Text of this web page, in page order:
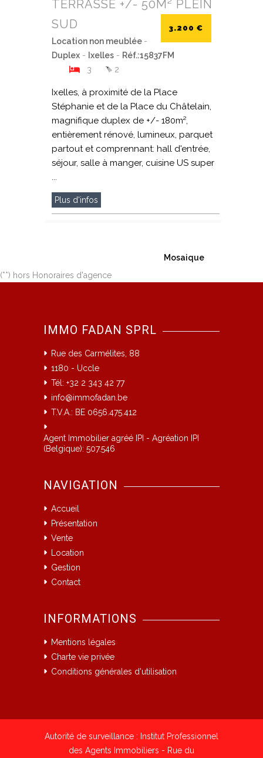
TERRASSE +/- 50M² PLEIN
SUD
3.200 €
Location non meublée -
Duplex - Ixelles - Réf.:15837FM
3
2
Ixelles, à proximité de la Place
Stéphanie et de la Place du Châtelain,
magnifique duplex de +/- 180m²,
entièrement rénové, lumineux, parquet
partout et comprennant: hall d'entrée,
séjour, salle à manger, cuisine US super
...
Plus d'infos
Mosaique
(**) hors Honoraires d'agence
IMMO FADAN SPRL
Rue des Carmélites, 88
1180 - Uccle
Tél: +32 2 343 42 77
info@immofadan.be
T.V.A.: BE 0656.475.412
Agent Immobilier agréé IPI - Agréation IPI
(Belgique): 507.546
NAVIGATION
Accueil
Présentation
Vente
Location
Gestion
Contact
INFORMATIONS
Mentions légales
Charte vie privée
Conditions générales d'utilisation
Autorité de surveillance : Institut Professionnel
des Agents Immobiliers - Rue du